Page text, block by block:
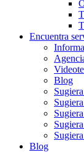
Encuentra
Blog
Blog